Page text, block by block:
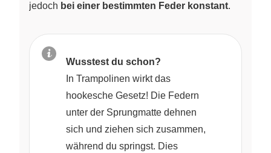
jedoch bei einer bestimmten Feder konstant.
Wusstest du schon?
In Trampolinen wirkt das
hookesche Gesetz! Die Federn
unter der Sprungmatte dehnen
sich und ziehen sich zusammen,
während du springst. Dies